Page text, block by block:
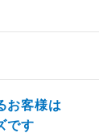
お客様は
です